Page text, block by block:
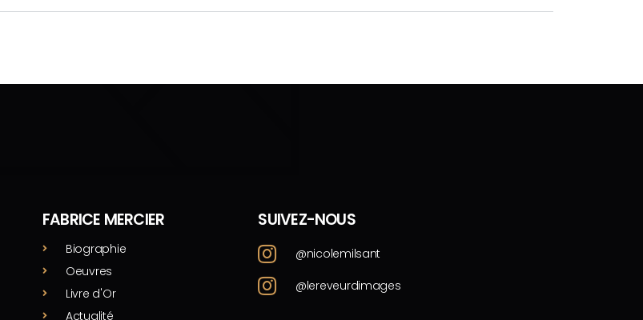
FABRICE MERCIER
Biographie
Oeuvres
Livre d'Or
Actualité
SUIVEZ-NOUS
@nicolemilsant
@lereveurdimages